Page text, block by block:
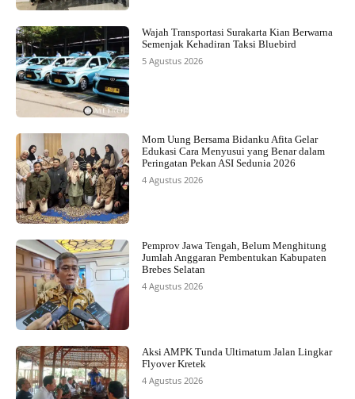
Wajah Transportasi Surakarta Kian Berwarna
Semenjak Kehadiran Taksi Bluebird
5 Agustus 2026
Mom Uung Bersama Bidanku Afita Gelar
Edukasi Cara Menyusui yang Benar dalam
Peringatan Pekan ASI Sedunia 2026
4 Agustus 2026
Pemprov Jawa Tengah, Belum Menghitung
Jumlah Anggaran Pembentukan Kabupaten
Brebes Selatan
4 Agustus 2026
Aksi AMPK Tunda Ultimatum Jalan Lingkar
Flyover Kretek
4 Agustus 2026